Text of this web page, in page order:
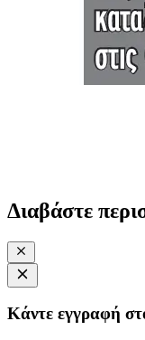
Διαβάστε
Κάντε εγγραφή